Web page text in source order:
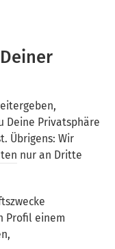
Deine Privatsphäre
Übrigens: Wir
nur an Dritte
Profil einem